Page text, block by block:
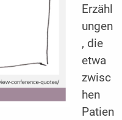
Erzähl
ungen
, die
etwa
zwisc
hen
Patien